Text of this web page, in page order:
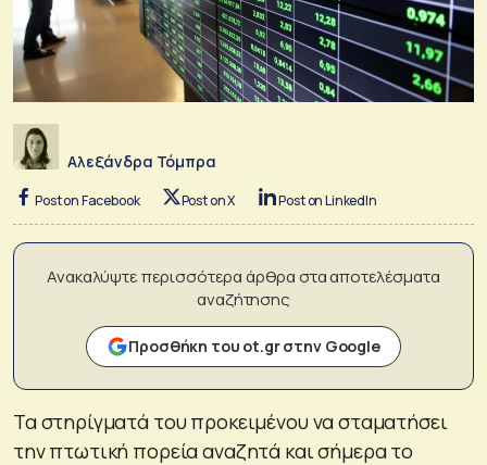
Αλεξάνδρα Τόμπρα
Post on Facebook Post on X Post on LinkedIn
Ανακαλύψτε περισσότερα άρθρα στα αποτελέσματα
αναζήτησης
Προσθήκη του ot.gr στην Google
Τα στηρίγματά του προκειμένου να σταματήσει
την πτωτική πορεία αναζητά και σήμερα το